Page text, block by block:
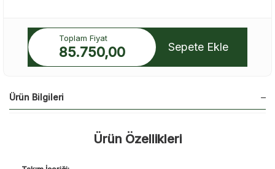
Toplam Fiyat
85.750,00 Sepete Ekle
Ürün Bilgileri
Ürün Özellikleri